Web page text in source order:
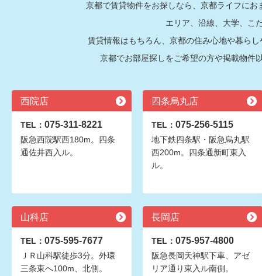
京都で賃貸物件をお探しなら、京都ライフに
エリア、沿線、大学、こ
賃貸情報はもちろん、京都の住み心地や暮ら
京都でお部屋探しをご希望の方や掲載物件
西院店
TEL： 075-311-8221
阪急西院駅西180m。四条
通佐井西入ル。
四条烏丸店
TEL： 075-256-5115
地下鉄四条駅・阪急烏丸駅
西200m。四条通新町東入
ル。
山科店
TEL： 075-595-7677
ＪＲ山科駅徒歩3分。外環
三条東へ100m、北側。
長岡店
TEL： 075-957-4800
阪急長岡天神駅下車、アゼ
リア通り東入ル南側。